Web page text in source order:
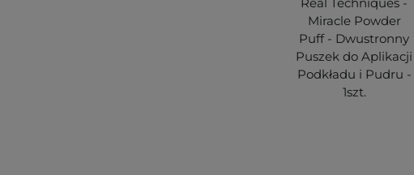
Real Techniques -
Miracle Powder
Puff - Dwustronny
Puszek do Aplikacji
Podkładu i Pudru -
1szt.